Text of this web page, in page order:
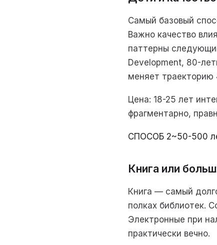
Самый базовый
Важно качество
паттерны
Development, 80-
меняет траекторию
Цена: 18-25 лет
фрагментарно,
СПОСОБ 2~50-500
Книга или
Книга — самый
полках библиотек.
Электронные при
практически вечно.